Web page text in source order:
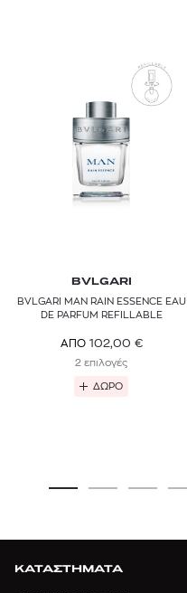
BVLGARI
BVLGARI MAN RAIN ESSENCE EAU
DE PARFUM REFILLABLE
ΑΠΟ 102,00 €
2 επιλογές
ΔΩΡΟ
ΚΑΤΑΣΤΗΜΑΤΑ